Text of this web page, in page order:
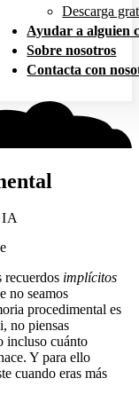
Descarga
Ayudar a alguien
Sobre nosotros
Contacta con
recuerdos implícitos
no seamos
procedimental es
no piensas
incluso cuánto
Y para ello
cuando eras más